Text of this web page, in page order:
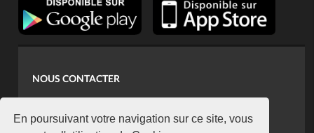
En poursuivant votre navigation sur ce site, vous
NOUS CONTACTER
koaci@yahoo.fr